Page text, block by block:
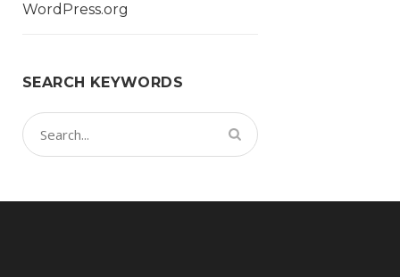
WordPress.org
SEARCH KEYWORDS